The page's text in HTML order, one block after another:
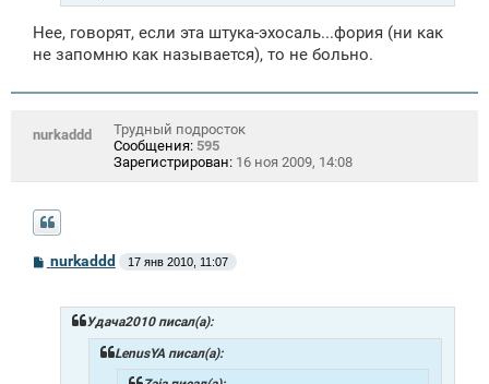
Нее, говорят, если эта штука-эхосаль...фория (ни как
не запомню как называется), то не больно.
nurkaddd
Трудный подросток
Сообщения: 595
Зарегистрирован: 16 ноя 2009, 14:08
Сnurkaddd 17 янв 2010, 11:07
Удача2010 писал(а):
LenusYA писал(а):